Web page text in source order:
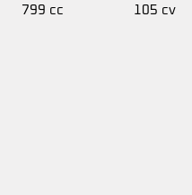
799 cc 105 cv